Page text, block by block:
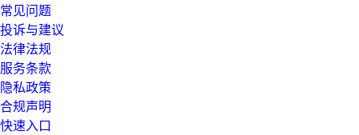
常见问题
投诉与建议
法律法规
服务条款
隐私政策
合规声明
快速入口